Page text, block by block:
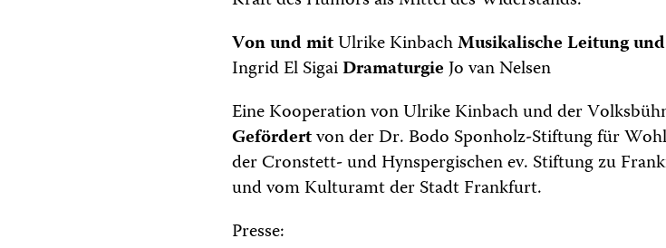
Von und mitUlrike KinbachMusikalische Leitung
Ingrid El SigaiDramaturgieJo van Nelsen
Eine Kooperation von Ulrike Kinbach und der
Gefördertvon der Dr. Bodo Sponholz-Stiftung für
der Cronstett- und Hynspergischen ev. Stiftung zu
und vom Kulturamt der Stadt Frankfurt.
Presse: